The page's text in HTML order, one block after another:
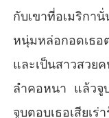
กับเขาที่อเมริกานั่
หนุ่มหล่อกอดเธ
และเป็นสาวสว
ลำคอหนา แล้วจูบ
จูบตอบเธอเสียเ